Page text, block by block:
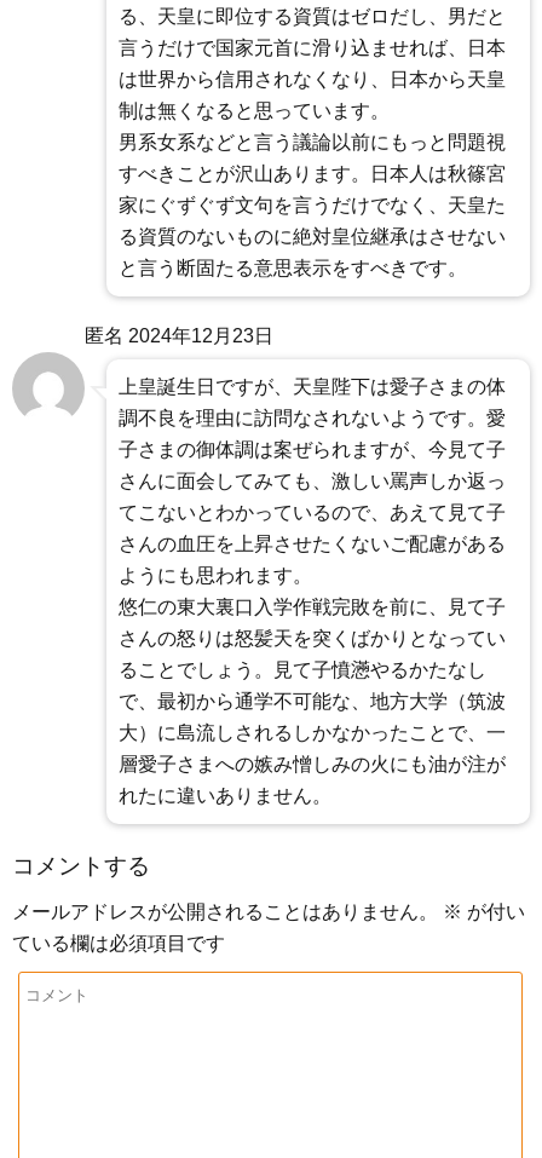
る、天皇に即位する資質はゼロだし、男だと
言うだけで国家元首に滑り込ませれば、日本
は世界から信用されなくなり、日本から天皇
制は無くなると思っています。
男系女系などと言う議論以前にもっと問題視
すべきことが沢山あります。日本人は秋篠宮
家にぐずぐず文句を言うだけでなく、天皇た
る資質のないものに絶対皇位継承はさせない
と言う断固たる意思表示をすべきです。
匿名 2024年12月23日
上皇誕生日ですが、天皇陛下は愛子さまの体
調不良を理由に訪問なされないようです。愛
子さまの御体調は案ぜられますが、今見て子
さんに面会してみても、激しい罵声しか返っ
てこないとわかっているので、あえて見て子
さんの血圧を上昇させたくないご配慮がある
ようにも思われます。
悠仁の東大裏口入学作戦完敗を前に、見て子
さんの怒りは怒髪天を突くばかりとなってい
ることでしょう。見て子憤懣やるかたなし
で、最初から通学不可能な、地方大学（筑波
大）に島流しされるしかなかったことで、一
層愛子さまへの嫉み憎しみの火にも油が注が
れたに違いありません。
コメントする
メールアドレスが公開されることはありません。 ※ が付い
ている欄は必須項目です